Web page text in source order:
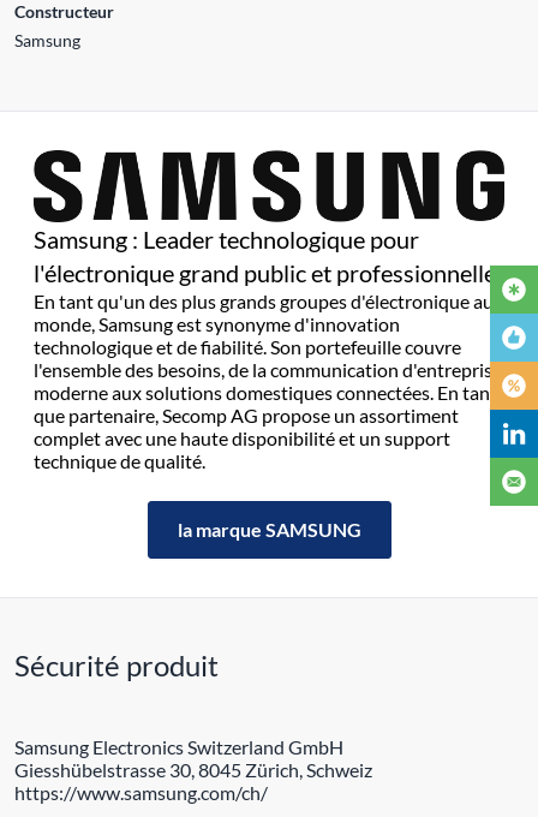
Constructeur
Samsung
Samsung : Leader technologique pour
l'électronique grand public et professionnelle
En tant qu'un des plus grands groupes d'électronique au
monde, Samsung est synonyme d'innovation
technologique et de fiabilité. Son portefeuille couvre
l'ensemble des besoins, de la communication d'entreprise
moderne aux solutions domestiques connectées. En tant
que partenaire, Secomp AG propose un assortiment
complet avec une haute disponibilité et un support
technique de qualité.
la marque SAMSUNG
Sécurité produit
Samsung Electronics Switzerland GmbH
Giesshübelstrasse 30, 8045 Zürich, Schweiz
https://www.samsung.com/ch/